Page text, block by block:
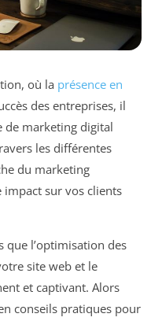
où la présence en
des entreprises, il
de marketing digital
les différentes
du marketing
sur vos clients
que l’optimisation des
site web et le
et captivant. Alors
conseils pratiques pour